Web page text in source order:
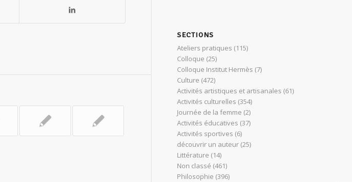
SECTIONS
Ateliers pratiques (115)
Colloque (25)
Colloque Institut Hermès (7)
Culture (472)
Activités artistiques et artisanales (61)
Activités culturelles (354)
Journée de la femme (2)
Activités éducatives (37)
Activités sportives (6)
découvrir un auteur (25)
Littérature (14)
Non classé (461)
Philosophie (396)